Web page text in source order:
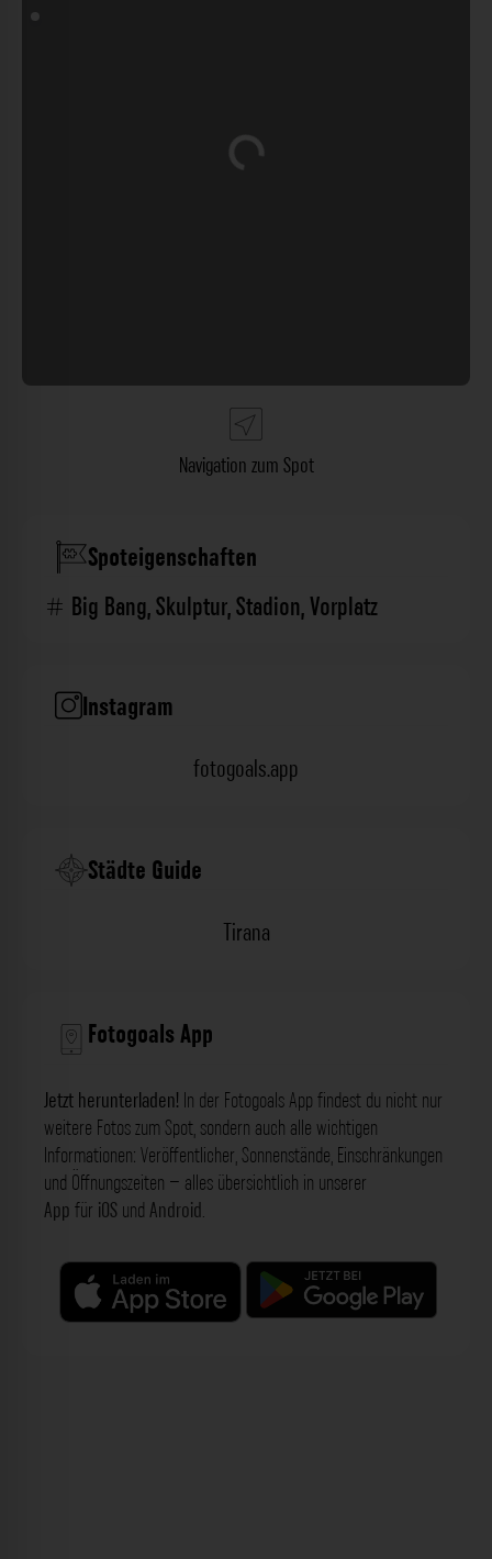
Wird geladen …
Navigation zum Spot
Spoteigenschaften
Big Bang,Skulptur,Stadion,Vorplatz
Instagram
fotogoals.app
Städte Guide
Tirana
Fotogoals App
Jetzt herunterladen! In der Fotogoals App findest du nicht nur
weitere Fotos zum Spot, sondern auch alle wichtigen
Informationen: Veröffentlicher, Sonnenstände, Einschränkungen
und Öffnungszeiten – alles übersichtlich in unserer
App für iOS und Android.